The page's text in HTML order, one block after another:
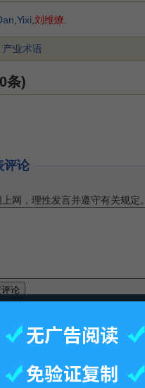
Yixi 刘维燎
产业术语
条)
评论
网，理性发言并遵守有关规定。
智库首页 百科首页